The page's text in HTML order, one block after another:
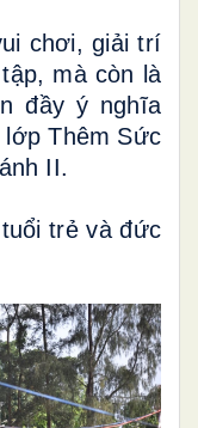
chơi, giải trí
mà còn là
đầy ý nghĩa
lớp Thêm Sức
II.
trẻ và đức